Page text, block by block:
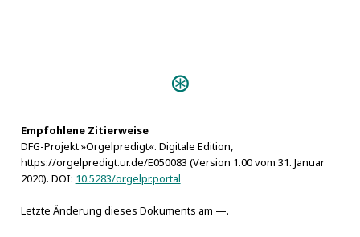
Empfohlene Zitierweise
DFG-Projekt »Orgelpredigt«. Digitale Edition,
https://orgelpredigt.ur.de/E050083 (Version 1.00 vom 31. Januar
2020). DOI: 10.5283/orgelpr.portal
Letzte Änderung dieses Dokuments am —.